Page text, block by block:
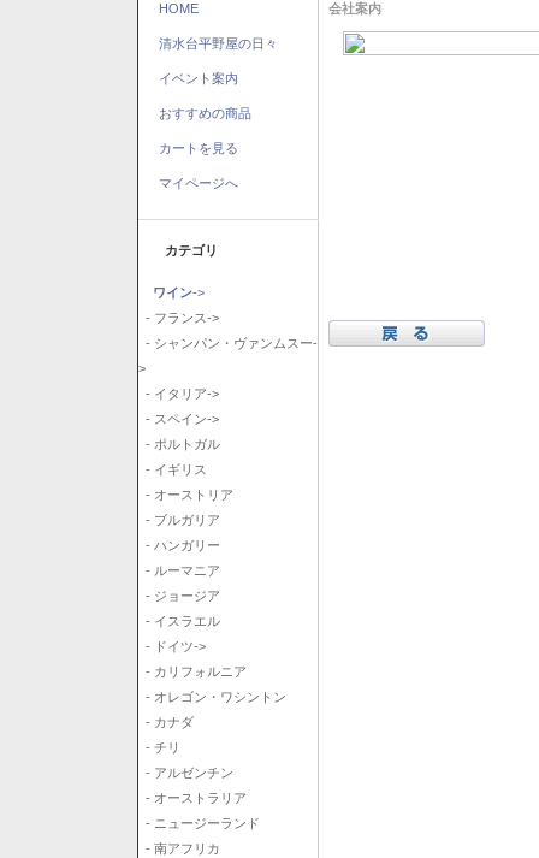
HOME
清水台平野屋の日々
イベント案内
おすすめの商品
カートを見る
マイページへ
カテゴリ
ワイン->
- フランス->
- シャンパン・ヴァンムスー-
>
- イタリア->
- スペイン->
- ポルトガル
- イギリス
- オーストリア
- ブルガリア
- ハンガリー
- ルーマニア
- ジョージア
- イスラエル
- ドイツ->
- カリフォルニア
- オレゴン・ワシントン
- カナダ
- チリ
- アルゼンチン
- オーストラリア
- ニュージーランド
- 南アフリカ
会社案内